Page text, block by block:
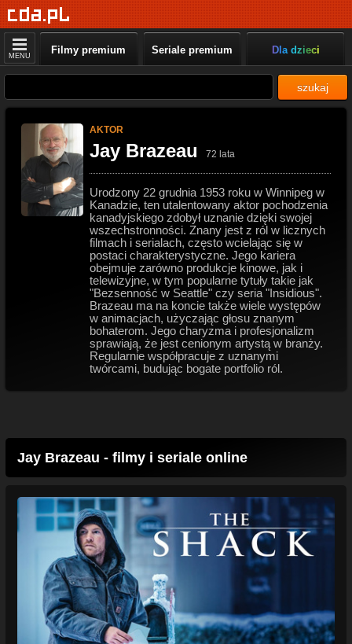
MENU Filmy premium Seriale premium Dla dzieci
szukaj
AKTOR
Jay Brazeau 72 lata
Urodzony 22 grudnia 1953 roku w Winnipeg w
Kanadzie, ten utalentowany aktor pochodzenia
kanadyjskiego zdobył uznanie dzięki swojej
wszechstronności. Znany jest z ról w licznych
filmach i serialach, często wcielając się w
postaci charakterystyczne. Jego kariera
obejmuje zarówno produkcje kinowe, jak i
telewizyjne, w tym popularne tytuły takie jak
"Bezsenność w Seattle" czy seria "Insidious".
Brazeau ma na koncie także wiele występów
w animacjach, użyczając głosu znanym
bohaterom. Jego charyzma i profesjonalizm
sprawiają, że jest cenionym artystą w branży.
Regularnie współpracuje z uznanymi
twórcami, budując bogate portfolio ról.
Jay Brazeau - filmy i seriale online